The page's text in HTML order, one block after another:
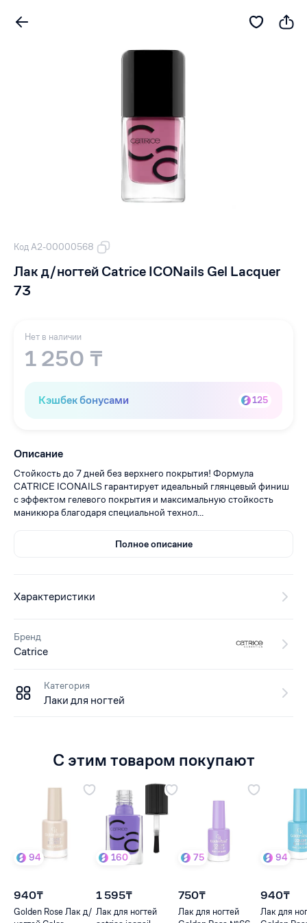
Код А2-00000568
Лак д/ногтей Catrice ICONails Gel Lacquer
73
Нет в наличии
1 250 ₸
Кэшбек бонусами 125
Описание
Стойкость до 7 дней без верхнего покрытия! Формула
CATRICE ICONAILS гарантирует идеальный глянцевый финиш
с эффектом гелевого покрытия и максимальную стойкость
маникюра благодаря специальной технол...
Полное описание
Характеристики
Бренд
Catrice
Категория
Лаки для ногтей
С этим товаром покупают
94
940₸
Golden Rose Лак д/
160
1 595₸
Лак для ногтей
75
750₸
Лак для ногтей
94
940₸
Лак для